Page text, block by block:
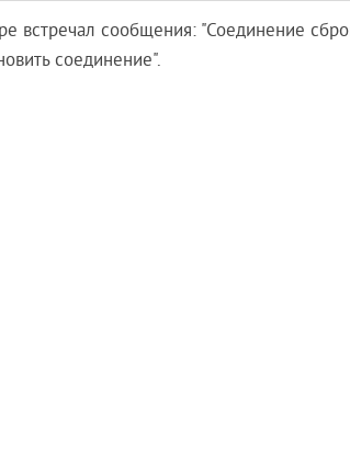
встречал сообщения: "Соединение
соединение".